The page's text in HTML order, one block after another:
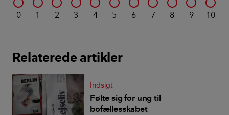
0 1 2 3 4 5 6 7 8 9 10
Relaterede artikler
Indsigt
Følte sig for ung til
bofællesskabet